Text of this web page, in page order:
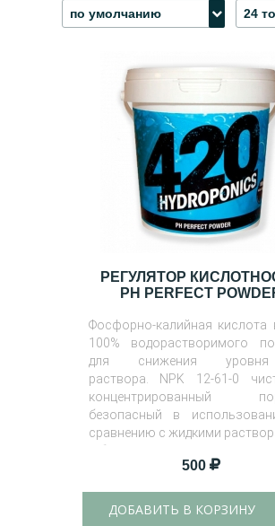
по умолчанию 24
РЕГУЛЯТОР
PH PERFECT
Фосфорно-калийная кислота
100% водорастворимого
для снижения
раствора. NPK 12-61-0
концентрированный
безопасный в
сравнению с жидкими
Объем
500
ДОБАВИТЬ В КОРЗИНУ